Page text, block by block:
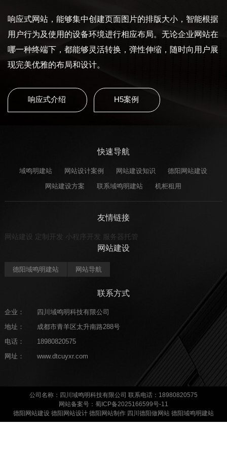
响应式网站，能够集中创建页面图片的排版大小，智能根据
用户行为及使用的设备环境进行相应布局。无论企业网站在
哪一种终端下，都能够灵活转换，弹性伸缩，随时向用户展
现完美优雅的布局和设计。
响应式介绍 H5案例
快速导航
域鸣明建站 网站设计案例 网站建设知识
德阳网站建设
网站建设方案
联系域鸣明建站 机柜租用
友情链接
网站建设 定制开发 小程序开发 服务器托管
网站建设
德阳域鸣明建站 网站导航
联系方式
企业：
四川域鸣明科技有限公司
地址：
成都市青羊区太升南路288号
电话：
18980820575
网址：
www.dtcuyxr.com
公司名称：四川域鸣明科技有限公司 联系电话：18980820575
网站备案号：蜀ICP备2025166599号-11
德阳网站建设 德阳网站设计 德阳网站制作 四川德阳做网站 德阳域鸣明建站